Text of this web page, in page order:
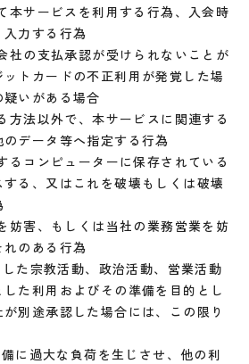
本サービスを利用する行為、入会時
力する行為
社の支払承認が受けられないことが
トカードの不正利用が発覚した場
いがある場合
方法以外で、本サービスに関連する
データ等へ指定する行為
るコンピューターに保存されている
る、又はこれを破壊もしくは破壊
妨害、もしくは当社の業務営業を妨
のある行為
た宗教活動、政治活動、営業活動
た利用およびその準備を目的とし
別途承認した場合には、この限り
に過大な負荷を生じさせ、他の利